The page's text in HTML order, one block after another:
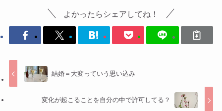
よかったらシェアしてね！
結婚＝大変っていう思い込み
変化が起こることを自分の中で許可してる？